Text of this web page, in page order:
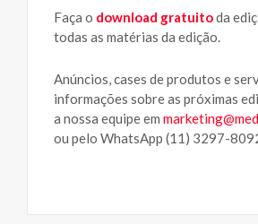
Faça o download gratuitoda
todas as matérias da edição.
Anúncios, cases de produtos e
informações sobre as próximas
a nossa equipe em
ou pelo WhatsApp (11) 3297-